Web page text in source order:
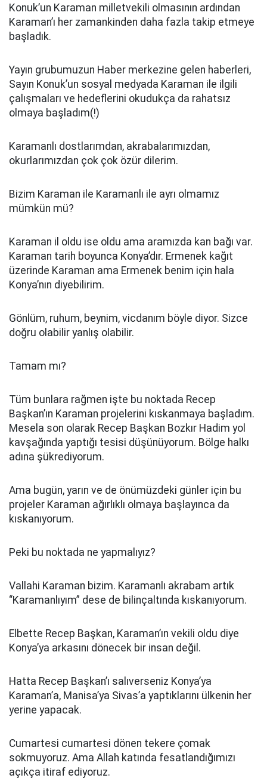
Konuk’un Karaman milletvekili olmasının ardından
Karaman’ı her zamankinden daha fazla takip etmeye
başladık.
Yayın grubumuzun Haber merkezine gelen haberleri,
Sayın Konuk’un sosyal medyada Karaman ile ilgili
çalışmaları ve hedeflerini okudukça da rahatsız
olmaya başladım(!)
Karamanlı dostlarımdan, akrabalarımızdan,
okurlarımızdan çok çok özür dilerim.
Bizim Karaman ile Karamanlı ile ayrı olmamız
mümkün mü?
Karaman il oldu ise oldu ama aramızda kan bağı var.
Karaman tarih boyunca Konya’dır. Ermenek kağıt
üzerinde Karaman ama Ermenek benim için hala
Konya’nın diyebilirim.
Gönlüm, ruhum, beynim, vicdanım böyle diyor. Sizce
doğru olabilir yanlış olabilir.
Tamam mı?
Tüm bunlara rağmen işte bu noktada Recep
Başkan’ın Karaman projelerini kıskanmaya başladım.
Mesela son olarak Recep Başkan Bozkır Hadim yol
kavşağında yaptığı tesisi düşünüyorum. Bölge halkı
adına şükrediyorum.
Ama bugün, yarın ve de önümüzdeki günler için bu
projeler Karaman ağırlıklı olmaya başlayınca da
kıskanıyorum.
Peki bu noktada ne yapmalıyız?
Vallahi Karaman bizim. Karamanlı akrabam artık
“Karamanlıyım” dese de bilinçaltında kıskanıyorum.
Elbette Recep Başkan, Karaman’ın vekili oldu diye
Konya’ya arkasını dönecek bir insan değil.
Hatta Recep Başkan’ı salıverseniz Konya’ya
Karaman’a, Manisa’ya Sivas’a yaptıklarını ülkenin her
yerine yapacak.
Cumartesi cumartesi dönen tekere çomak
sokmuyoruz. Ama Allah katında fesatlandığımızı
açıkça itiraf ediyoruz.